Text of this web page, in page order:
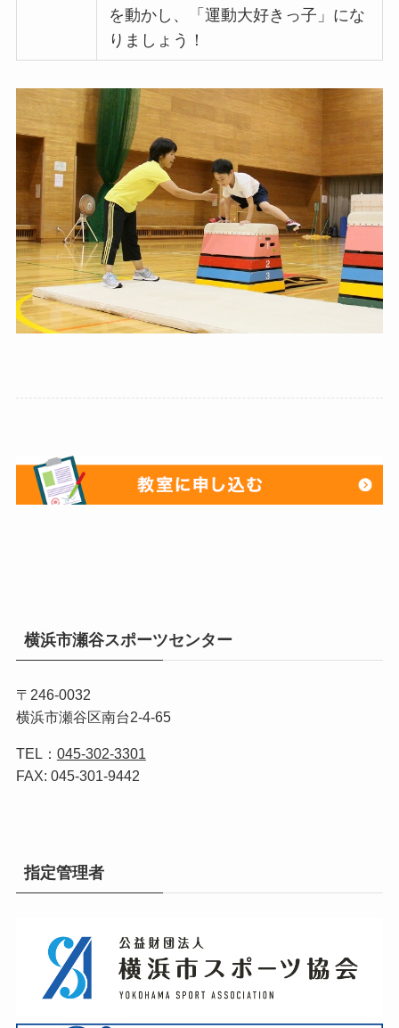
を動かし、「運動大好きっ子」にな
りましょう！
横浜市瀬谷スポーツセンター
〒246-0032
横浜市瀬谷区南台2-4-65
TEL： 045-302-3301
FAX: 045-301-9442
指定管理者